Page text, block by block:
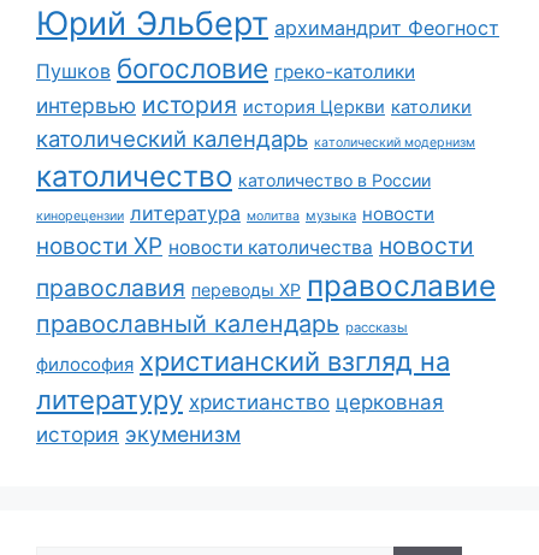
Юрий Эльберт архимандрит Феогност
Пушков богословие греко-католики
интервью история история Церкви католики
католический календарь католический модернизм
католичество католичество в России
кинорецензии литература молитва музыка новости
новости ХР новости католичества новости
православия переводы ХР православие
православный календарь рассказы
философия христианский взгляд на
литературу христианство церковная
история экуменизм